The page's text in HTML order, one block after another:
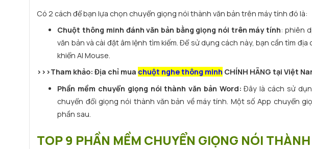
Có 2 cách để bạn lựa chọn chuyển giọng nói thành văn bản trên máy tính đó là:
Chuột thông minh đánh văn bản bằng giọng nói trên máy tính: phiên
văn bản và cài đặt âm lệnh tìm kiếm. Để sử dụng cách này, bạn cần tìm
khiển AI Mouse.
>>>Tham khảo: Địa chỉ mua chuột nghe thông minh CHÍNH HÃNG tại Việt
Phần mềm chuyển giọng nói thành văn bản Word: Đây là cách sử
chuyển đổi giọng nói thành văn bản về máy tính. Một số App chuyển
phần sau.
TOP 9 PHẦN MỀM CHUYỂN GIỌNG NÓI